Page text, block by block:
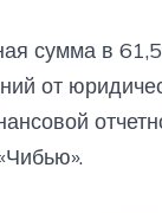
сумма в
от